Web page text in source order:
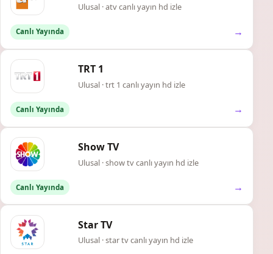
Ulusal · atv canlı yayın hd izle
Canlı Yayında →
TRT 1
Ulusal · trt 1 canlı yayın hd izle
Canlı Yayında →
Show TV
Ulusal · show tv canlı yayın hd izle
Canlı Yayında →
Star TV
Ulusal · star tv canlı yayın hd izle